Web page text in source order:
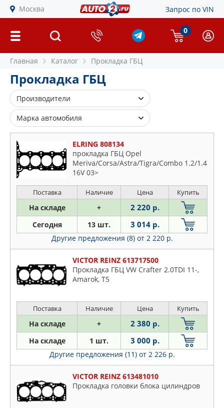
Москва Запрос по VIN
0
Главная Каталог Прокладка ГБЦ
Прокладка ГБЦ
Производители
AJUSA
AMD
ASAM S.A.
AUTOWELT
BGA
BLUE PRINT
BMW
BORSEHUNG
CHRYSLER
DAEWOO
DAF
DOMINANT
ELRING
ELWIS ROYAL
FEBI
FORD
GM
GOETZE
Марка автомобиля
Alfa Romeo
Audi
BMW
Buick
Cadillac
Chevrolet
Chrysler
Citroen
Dodge
Fiat
Honda
Hyundai
Infiniti
Isuzu
Iveco
Jaguar
Jeep
ELRING 808134
прокладка ГБЦ Opel
Meriva/Corsa/Astra/Tigra/Combo 1.2/1.4
16V 03>
Поставка Наличие Цена Купить
На складе + 2 220 р.
Сегодня 13 шт. 3 014 р.
Другие предложения (8) от 2 220 р.
VICTOR REINZ 613717500
Прокладка ГБЦ VW Crafter 2.0TDI 11-,
Amarok, T5
Поставка Наличие Цена Купить
На складе + 2 380 р.
На складе 1 шт. 3 000 р.
Другие предложения (11) от 2 226 р.
VICTOR REINZ 613481010
Прокладка головки блока цилиндров